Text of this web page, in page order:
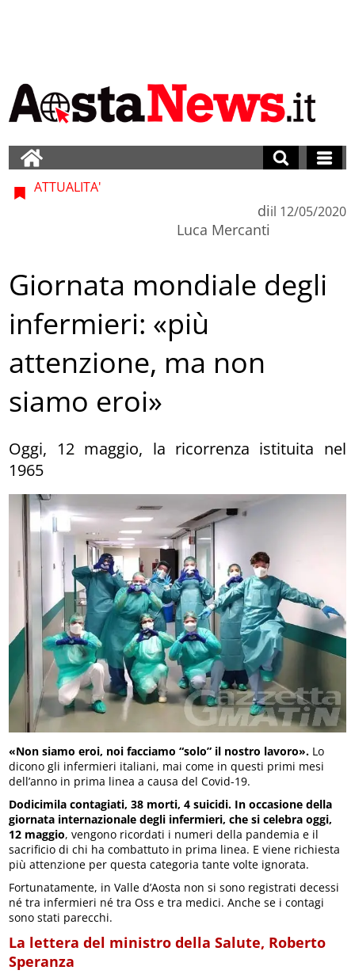
ATTUALITA'
di
Luca Mercanti
il 12/05/2020
Giornata mondiale degli
infermieri: «più
attenzione, ma non
siamo eroi»
Oggi, 12 maggio, la ricorrenza istituita nel
1965
«Non siamo eroi, noi facciamo “solo” il nostro lavoro». Lo
dicono gli infermieri italiani, mai come in questi primi mesi
dell’anno in prima linea a causa del Covid-19.
Dodicimila contagiati, 38 morti, 4 suicidi. In occasione della
giornata internazionale degli infermieri, che si celebra oggi,
12 maggio, vengono ricordati i numeri della pandemia e il
sacrificio di chi ha combattuto in prima linea. E viene richiesta
più attenzione per questa categoria tante volte ignorata.
Fortunatamente, in Valle d’Aosta non si sono registrati decessi
né tra infermieri né tra Oss e tra medici. Anche se i contagi
sono stati parecchi.
La lettera del ministro della Salute, Roberto
Speranza